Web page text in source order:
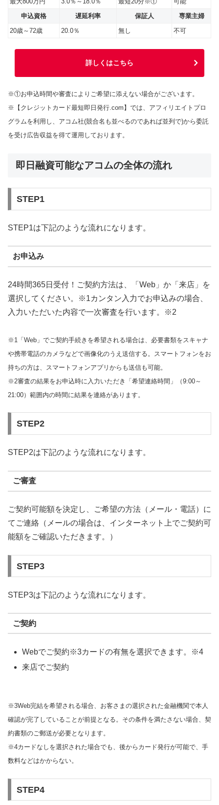
申込資格
遅延利率 保証人
専業主婦
20歳～72歳
20.0％ 無し 不可
詳しくはこちら
※①お申込時間や審査によりご希望に添えない場合がございます。
※【クレジットカード最短即日発行.com】では、アフィリエイトプロ
グラムを利用し、アコム社(競合名も並べるのであれば並列で)から委託
を受け広告収益を得て運用しております。
即日融資可能なアコムの全体の流れ
STEP1
STEP1は下記のような流れになります。
お申込み
24時間365日受付！ご契約方法は、「Web」か「来店」を
選択してください。※1カンタン入力でお申込みの場合、
入力いただいた内容で一次審査を行います。※2
※1「Web」でご契約手続きを希望される場合は、必要書類をスキャナ
や携帯電話のカメラなどで画像化のうえ送信する。スマートフォンをお
持ちの方は、スマートフォンアプリからも送信も可能。
※2審査の結果をお申込時に入力いただき「希望連絡時間」（9:00～
21:00）範囲内の時間に結果を連絡があります。
STEP2
STEP2は下記のような流れになります。
ご審査
ご契約可能額を決定し、ご希望の方法（メール・電話）に
てご連絡（メールの場合は、インターネット上でご契約可
能額をご確認いただきます。）
STEP3
STEP3は下記のような流れになります。
ご契約
Webでご契約※3カードの有無を選択できます。※4
来店でご契約
※3Web完結を希望される場合、お客さまの選択された金融機関で本人
確認が完了していることが前提となる。その条件を満たさない場合、契
約書類のご郵送が必要となります。
※4カードなしを選択された場合でも、後からカード発行が可能で、手
数料などはかからない。
STEP4